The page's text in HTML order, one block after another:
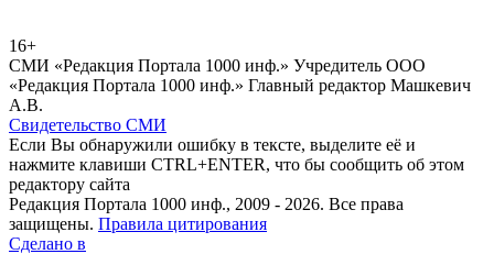
16+
СМИ «Редакция Портала 1000 инф.» Учредитель ООО
«Редакция Портала 1000 инф.» Главный редактор Машкевич
А.В.
Свидетельство СМИ
Если Вы обнаружили ошибку в тексте, выделите её и
нажмите клавиши CTRL+ENTER, что бы сообщить об этом
редактору сайта
Редакция Портала 1000 инф., 2009 - 2026. Все права
защищены. Правила цитирования
Сделано в